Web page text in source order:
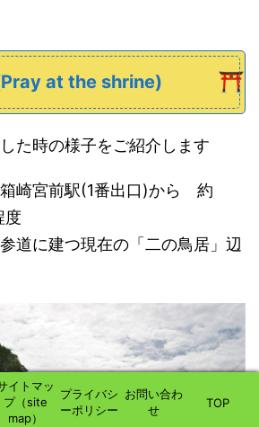
at the shrine)
た時の様子をご紹介します
崎宮前駅(1番出口)から 約
道に建つ現在の「二の鳥居」辺
イトマッ
プ（site
map）
プライバシ
ーポリシー
お問い合わ
せ
TOP